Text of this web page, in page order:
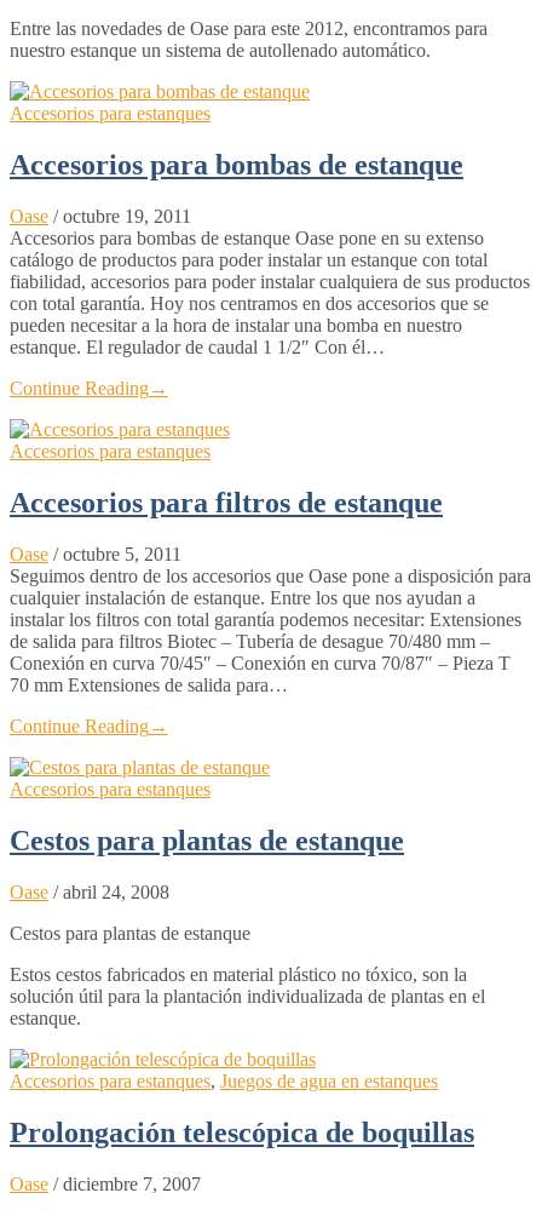
Entre las novedades de Oase para este 2012, encontramos para
nuestro estanque un sistema de autollenado automático.
Accesorios para estanques
Accesorios para bombas de estanque
Oase /octubre 19, 2011
Accesorios para bombas de estanque Oase pone en su extenso
catálogo de productos para poder instalar un estanque con total
fiabilidad, accesorios para poder instalar cualquiera de sus productos
con total garantía. Hoy nos centramos en dos accesorios que se
pueden necesitar a la hora de instalar una bomba en nuestro
estanque. El regulador de caudal 1 1/2″ Con él…
Continue Reading→
Accesorios para estanques
Accesorios para filtros de estanque
Oase /octubre 5, 2011
Seguimos dentro de los accesorios que Oase pone a disposición para
cualquier instalación de estanque. Entre los que nos ayudan a
instalar los filtros con total garantía podemos necesitar: Extensiones
de salida para filtros Biotec – Tubería de desague 70/480 mm –
Conexión en curva 70/45″ – Conexión en curva 70/87″ – Pieza T
70 mm Extensiones de salida para…
Continue Reading→
Accesorios para estanques
Cestos para plantas de estanque
Oase /abril 24, 2008
Cestos para plantas de estanque
Estos cestos fabricados en material plástico no tóxico, son la
solución útil para la plantación individualizada de plantas en el
estanque.
Accesorios para estanques, Juegos de agua en estanques
Prolongación telescópica de boquillas
Oase /diciembre 7, 2007